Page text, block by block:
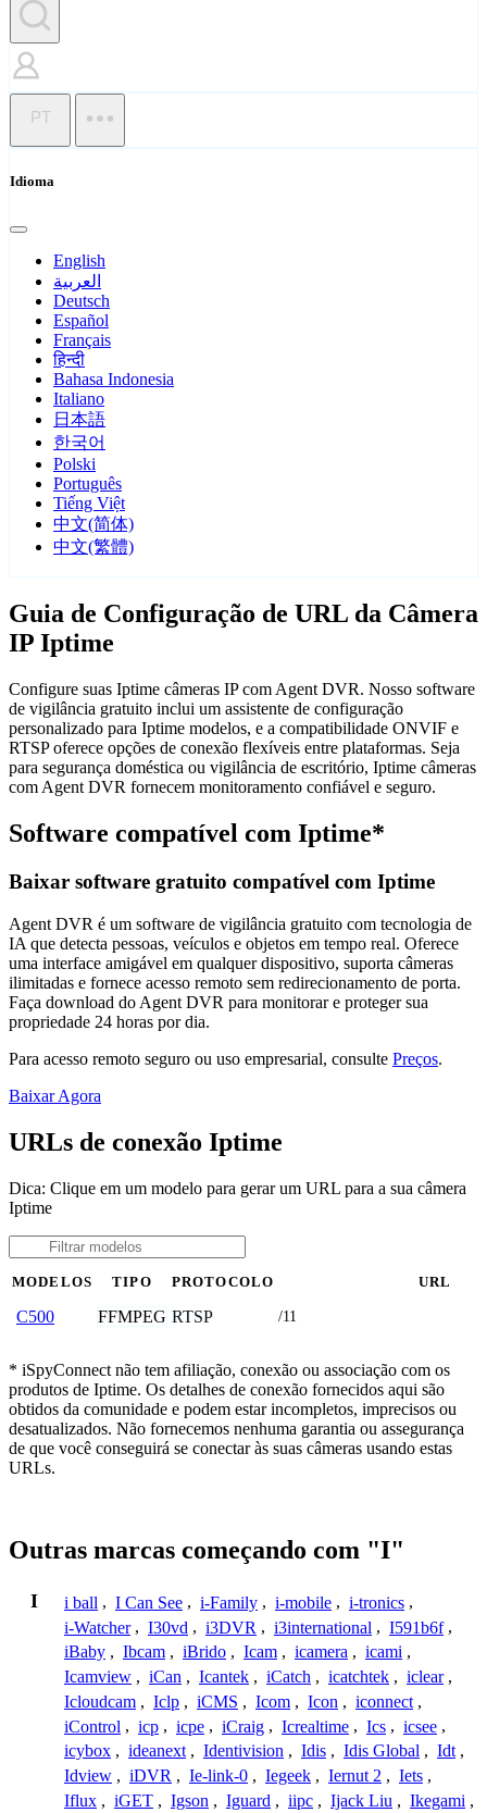
PT
Idioma
English
العربية
Deutsch
Español
Français
हिन्दी
Bahasa Indonesia
Italiano
日本語
한국어
Polski
Português
Tiếng Việt
中文(简体)
中文(繁體)
Guia de Configuração de URL da Câmera
IP Iptime
Configure suas Iptime câmeras IP com Agent DVR. Nosso software
de vigilância gratuito inclui um assistente de configuração
personalizado para Iptime modelos, e a compatibilidade ONVIF e
RTSP oferece opções de conexão flexíveis entre plataformas. Seja
para segurança doméstica ou vigilância de escritório, Iptime câmeras
com Agent DVR fornecem monitoramento confiável e seguro.
Software compatível com Iptime*
Baixar software gratuito compatível com Iptime
Agent DVR é um software de vigilância gratuito com tecnologia de
IA que detecta pessoas, veículos e objetos em tempo real. Oferece
uma interface amigável em qualquer dispositivo, suporta câmeras
ilimitadas e fornece acesso remoto sem redirecionamento de porta.
Faça download do Agent DVR para monitorar e proteger sua
propriedade 24 horas por dia.
Para acesso remoto seguro ou uso empresarial, consulte Preços.
Baixar Agora
URLs de conexão Iptime
Dica: Clique em um modelo para gerar um URL para a sua câmera
Iptime
MODELOS TIPO PROTOCOLO URL
C500 FFMPEG RTSP /11
* iSpyConnect não tem afiliação, conexão ou associação com os
produtos de Iptime. Os detalhes de conexão fornecidos aqui são
obtidos da comunidade e podem estar incompletos, imprecisos ou
desatualizados. Não fornecemos nenhuma garantia ou assegurança
de que você conseguirá se conectar às suas câmeras usando estas
URLs.
Outras marcas começando com "I"
I i ball , I Can See , i-Family , i-mobile , i-tronics ,
i-Watcher , I30vd , i3DVR , i3international , I591b6f ,
iBaby , Ibcam , iBrido , Icam , icamera , icami ,
Icamview , iCan , Icantek , iCatch , icatchtek , iclear ,
Icloudcam , Iclp , iCMS , Icom , Icon , iconnect ,
iControl , icp , icpe , iCraig , Icrealtime , Ics , icsee ,
icybox , ideanext , Identivision , Idis , Idis Global , Idt ,
Idview , iDVR , Ie-link-0 , Iegeek , Iernut 2 , Iets ,
Iflux , iGET , Igson , Iguard , iipc , Ijack Liu , Ikegami ,